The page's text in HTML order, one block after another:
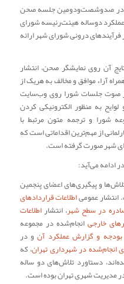
در صدوشصت‌ودومین جلسه صحن
۰۶/۱۰، گزارشی از عملکرد دوساله هیئت‌رئیسه شورای
درونی شورای شهر ارائه
آن روی نمایشگر صحن، انتشار
آراء موافق و مخالف به هریک از
صوت جلسات شورا روی وب‌سایت
به منظور الکترونیکی کردن
شورا و ترجمه متون مرتبط با
از مهم‌ترین اقداماتی است که
شهر صورت گرفته است.
ادامه می‌آید:
و پیگیری‌های اعضای پنجمین
انتشار عمومیاطلاعات قراردادهای
در سطح شهر، انتشاراطلاعات
خارجیانجام‌شده در مجموعه
و گزارش عملکرد آنو در
در شهرداری تهران، که
دستاورد تلاش‌های دو ساله
مدیریت شهری تهران بوده است.